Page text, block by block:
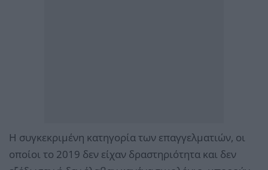
Η συγκεκριμένη κατηγορία των επαγγελματιών, οι
οποίοι το 2019 δεν είχαν δραστηριότητα και δεν